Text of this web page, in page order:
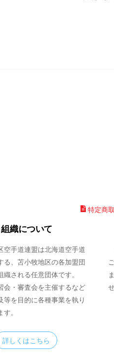
特定商
組織について
手道連盟は北海道空手道
る、苫小牧地区の各加盟団
織される任意団体です。
会・審査会を主催するなど
等を目的に各種事業を執り
。
詳しくはこちら